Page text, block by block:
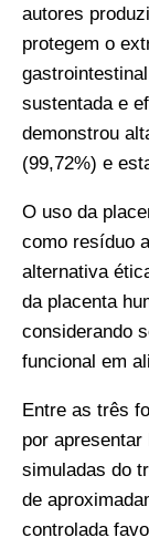
autores
protegem o
sustentada e
demonstrou
(99,72%) e
O uso da
como resíduo
alternativa
da placenta
considerando
funcional em
Entre as três
por apresentar
simuladas do
de
controlada